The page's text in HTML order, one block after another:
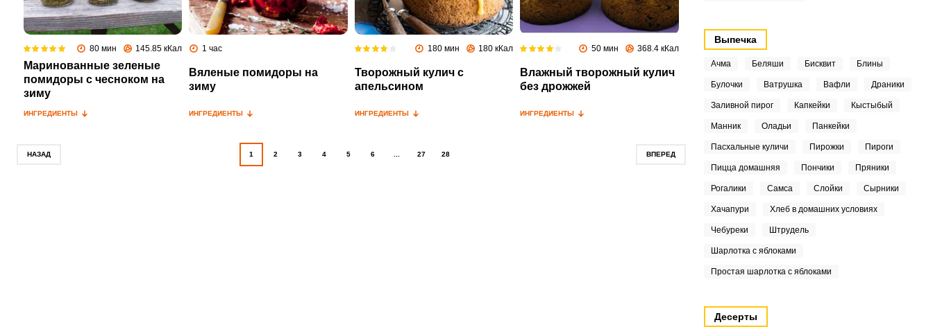
80 мин 145.85 кКал
Маринованные зеленые
помидоры с чесноком на
зиму
ИНГРЕДИЕНТЫ
1 час
Вяленые помидоры на
зиму
ИНГРЕДИЕНТЫ
180 мин 180 кКал
Творожный кулич с
апельсином
ИНГРЕДИЕНТЫ
50 мин 368.4 кКал
Влажный творожный кулич
без дрожжей
ИНГРЕДИЕНТЫ
НАЗАД 1 2 3 4 5 6 27 28 ВПЕРЕД
Выпечка
Ачма Беляши Бисквит Блины
Булочки Ватрушка Вафли Драники
Заливной пирог Капкейки Кыстыбый
Манник Оладьи Панкейки
Пасхальные куличи Пирожки Пироги
Пицца домашняя Пончики Пряники
Рогалики Самса Слойки Сырники
Хачапури Хлеб в домашних условиях
Чебуреки Штрудель
Шарлотка с яблоками
Простая шарлотка с яблоками
Десерты